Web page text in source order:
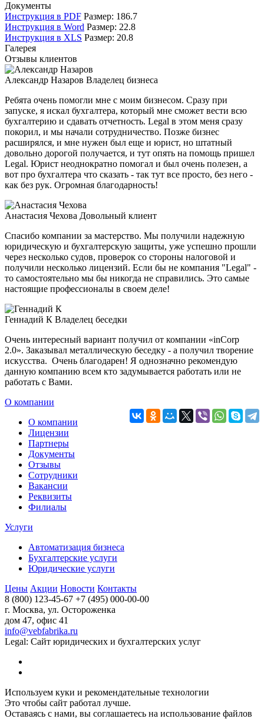
Документы
Инструкция в PDF Размер: 186.7
Инструкция в Word Размер: 22.8
Инструкция в XLS Размер: 20.8
Галерея
Отзывы клиентов
Александр Назаров Владелец бизнеса
Ребята очень помогли мне с моим бизнесом. Сразу при
запуске, я искал бухгалтера, который мне сможет вести всю
бухгалтерию и сдавать отчетность. Legal в этом меня сразу
покорил, и мы начали сотрудничество. Позже бизнес
расширялся, и мне нужен был еще и юрист, но штатный
довольно дорогой получается, и тут опять на помощь пришел
Legal. Юрист неоднократно помогал и был очень полезен, а
вот про бухгалтера что сказать - так тут все просто, без него -
как без рук. Огромная благодарность!
Анастасия Чехова Довольный клиент
Спасибо компании за мастерство. Мы получили надежную
юридическую и бухгалтерскую защиты, уже успешно прошли
через несколько судов, проверок со стороны налоговой и
получили несколько лицензий. Если бы не компания "Legal" -
то самостоятельно мы бы никогда не справились. Это самые
настоящие профессионалы в своем деле!
Геннадий К Владелец беседки
Очень интересный вариант получил от компании «inCorp
2.0». Заказывал металлическую беседку - а получил творение
искусства. Очень благодарен! Я однозначно рекомендую
данную компанию всем кто задумывается работать или не
работать с Вами.
О компании
О компании
Лицензии
Партнеры
Документы
Отзывы
Сотрудники
Вакансии
Реквизиты
Филиалы
Услуги
Автоматизация бизнеса
Бухгалтерские услуги
Юридические услуги
Цены Акции Новости Контакты
8 (800) 123-45-67 +7 (495) 000-00-00
г. Москва, ул. Остороженка
дом 47, офис 41
info@vebfabrika.ru
Legal: Сайт юридических и бухгалтерских услуг
Используем куки и рекомендательные технологии
Это чтобы сайт работал лучше.
Оставаясь с нами, вы соглашаетесь на использование файлов